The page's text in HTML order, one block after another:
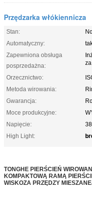
Przędzarka włókiennicza
Stan:
Automatyczny:
Zapewniona obsługa
posprzedażna:
Orzecznictwo:
Metoda wirowania:
Gwarancja:
Moce produkcyjne:
Napięcie:
High Light:
TONGHE PIERŚCIEŃ
KOMPAKTOWĄ RAMĄ
WISKOZA PRZĘDZY